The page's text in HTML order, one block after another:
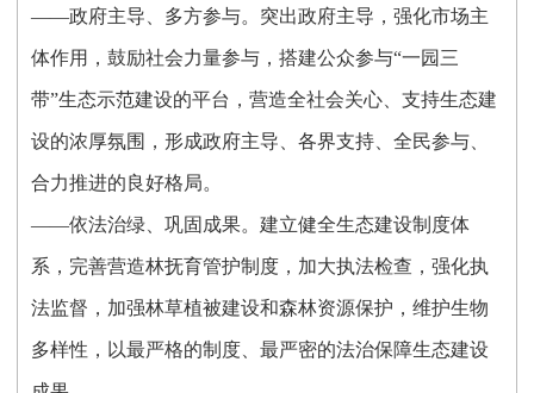
——政府主导、多方参与。突出政府主导，强化市场主
体作用，鼓励社会力量参与，搭建公众参与“一园三
带”生态示范建设的平台，营造全社会关心、支持生态建
设的浓厚氛围，形成政府主导、各界支持、全民参与、
合力推进的良好格局。
——依法治绿、巩固成果。建立健全生态建设制度体
系，完善营造林抚育管护制度，加大执法检查，强化执
法监督，加强林草植被建设和森林资源保护，维护生物
多样性，以最严格的制度、最严密的法治保障生态建设